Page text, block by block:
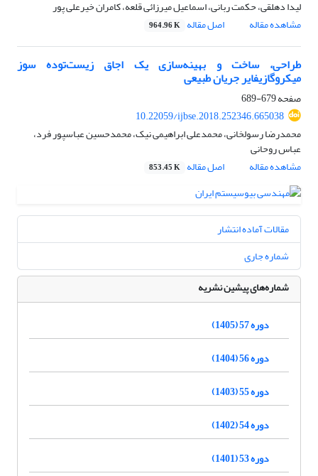
لیدا دهلقی، حکمت ربانی، اسماعیل میرزائی قلعه، کامران خیرعلی پور
مشاهده مقاله
اصل مقاله 964.96 K
طراحی، ساخت و بهینه‌سازی یک اجاق زیست‌توده سوز
میکروگازیفایر جریان طبیعی
صفحه679-689
10.22059/ijbse.2018.252346.665038
محمدرضا رسولخانی، محمدعلی ابراهیمی نیک، محمدحسین عباسپور فرد،
عباس روحانی
مشاهده مقاله
اصل مقاله 853.45 K
مقالات آماده انتشار
شماره جاری
شماره‌های پیشین نشریه
دوره 57 (1405)
دوره 56 (1404)
دوره 55 (1403)
دوره 54 (1402)
دوره 53 (1401)